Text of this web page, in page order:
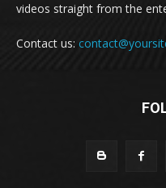
videos straight from the
Contact us: